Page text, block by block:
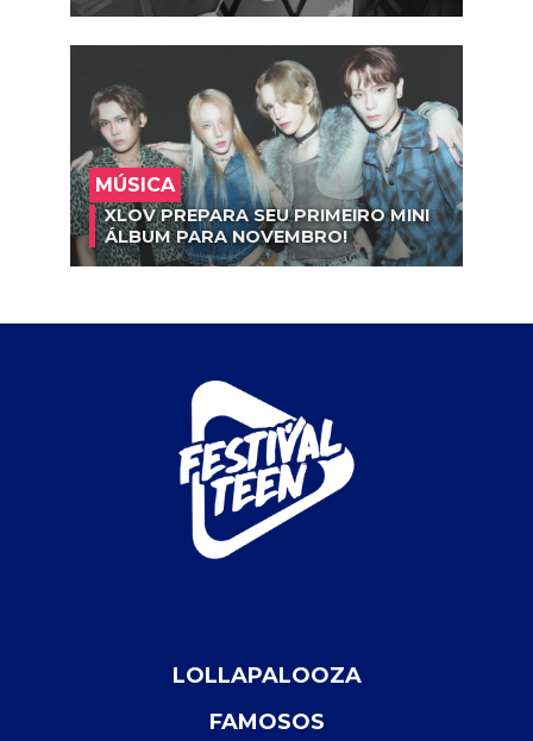
MÚSICA
XLOV PREPARA SEU PRIMEIRO MINI
ÁLBUM PARA NOVEMBRO!
LOLLAPALOOZA
FAMOSOS